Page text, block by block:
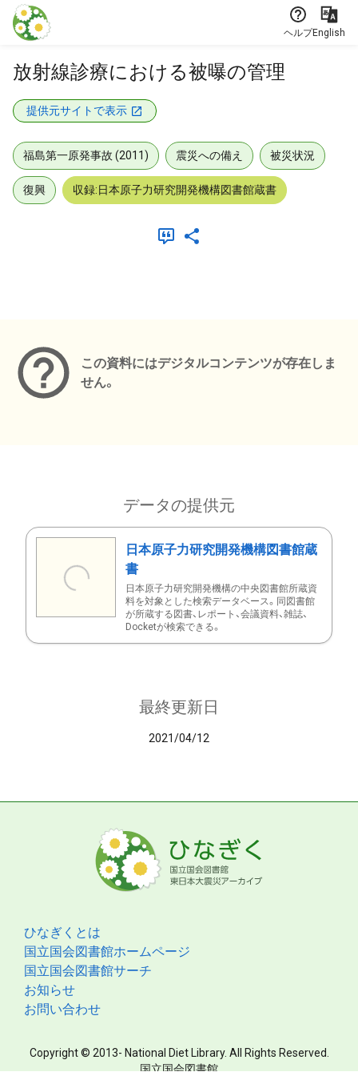
本文に飛ぶ
ヘルプEnglish
放射線診療における被曝の管理
提供元サイトで表示
福島第一原発事故 (2011) 震災への備え 被災状況
復興 収録:日本原子力研究開発機構図書館蔵書
この資料にはデジタルコンテンツが存在しま
せん。
データの提供元
日本原子力研究開発機構図書館蔵
書
日本原子力研究開発機構の中央図書館所蔵資
料を対象とした検索データベース。同図書館
が所蔵する図書、レポート、会議資料、雑誌、
Docketが検索できる。
最終更新日
2021/04/12
ひなぎくとは
国立国会図書館ホームページ
国立国会図書館サーチ
お知らせ
お問い合わせ
Copyright © 2013- National Diet Library. All Rights Reserved.